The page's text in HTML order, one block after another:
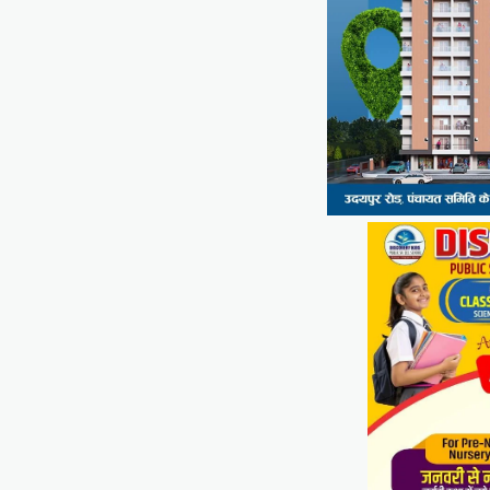
ग्राम रथ अभियान पहुंचा लकड़वास,
सांसद सीपी जोशी ने सुनी ग्रामीणों की
May 10, 2026
मेवाड़ी खबर@उदयपुर। राजस्थान सरकार द्वारा गांव के
अंतिम पायदान पर बैठे व्यक्ति तक योजनाओं का लाभ
WhatsApp
Reddit
X
दूरसंचार सलाहकार समिति की बैठक